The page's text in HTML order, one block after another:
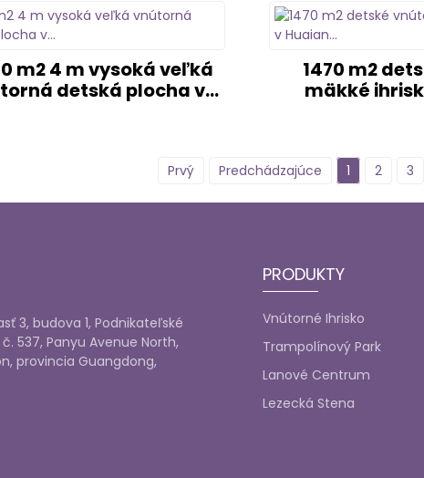
m2 4 m vysoká veľká
detská plocha v...
1470 m2
mäkké
Prvý Predchádzajúce 1 2 3
3, budova 1, Podnikateľské
537, Panyu Avenue North,
provincia Guangdong,
PRODUKTY
Vnútorné Ihrisko
Trampolínový Park
Lanové Centrum
Lezecká Stena